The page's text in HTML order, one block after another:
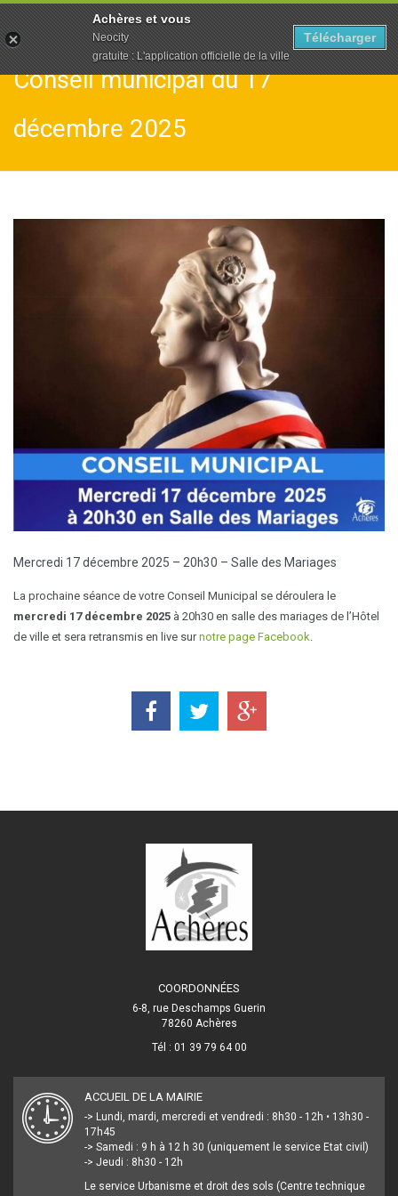
Conseil municipal du 17
décembre 2025
Mercredi 17 décembre 2025 – 20h30 – Salle des Mariages
La prochaine séance de votre Conseil Municipal se déroulera le
mercredi 17 décembre 2025 à 20h30 en salle des mariages de l’Hôtel
de ville et sera retransmis en live surnotre page Facebook
COORDONNÉES
6-8, rue Deschamps Guerin
78260 Achères
Tél : 01 39 79 64 00
ACCUEIL DE LA MAIRIE
-> Lundi, mardi, mercredi et vendredi : 8h30 - 12h • 13h30 -
17h45
-> Samedi : 9 h à 12 h 30 (uniquement le service Etat civil)
-> Jeudi : 8h30 - 12h
Le service Urbanisme et droit des sols (Centre technique
Achères et vous
Neocity
gratuite : L'application officielle de la ville
Télécharger